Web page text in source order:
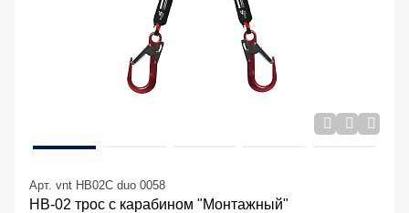
Арт. vnt HB02C duo 0058
НВ-02 трос с карабином "Монтажный"